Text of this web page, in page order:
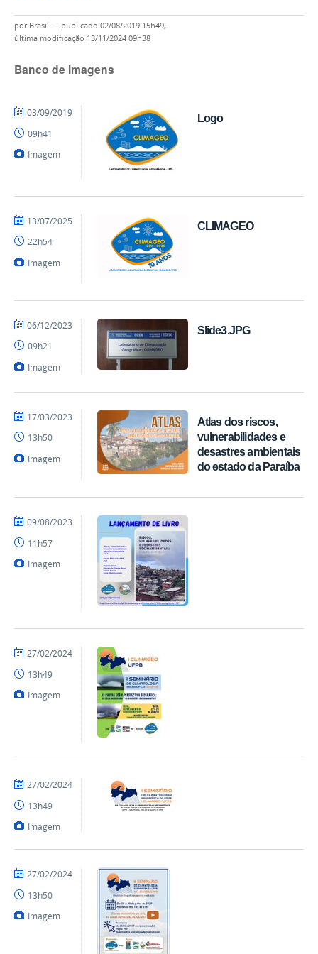
por Brasil — publicado 02/08/2019 15h49,
última modificação 13/11/2024 09h38
Banco de Imagens
Logo
por
publicado
03/09/2019
09h41
Imagem
CLIMAGEO
por
publicado
13/07/2025
22h54
Imagem
Slide3.JPG
por
publicado
06/12/2023
09h21
Imagem
Atlas dos riscos,
vulnerabilidades e
desastres ambientais
do estado da Paraíba
por
publicado
17/03/2023
13h50
Imagem
por
publicado
09/08/2023
11h57
Imagem
por
publicado
27/02/2024
13h49
Imagem
por
publicado
27/02/2024
13h49
Imagem
por
publicado
27/02/2024
13h50
Imagem